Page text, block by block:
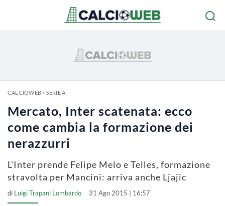
CALCIOWEB» SERIE A
Mercato, Inter scatenata: ecco
come cambia la formazione dei
nerazzurri
L'Inter prende Felipe Melo e Telles, formazione
stravolta per Mancini: arriva anche Ljajic
di Luigi Trapani Lombardo 31 Ago 2015 | 16:57